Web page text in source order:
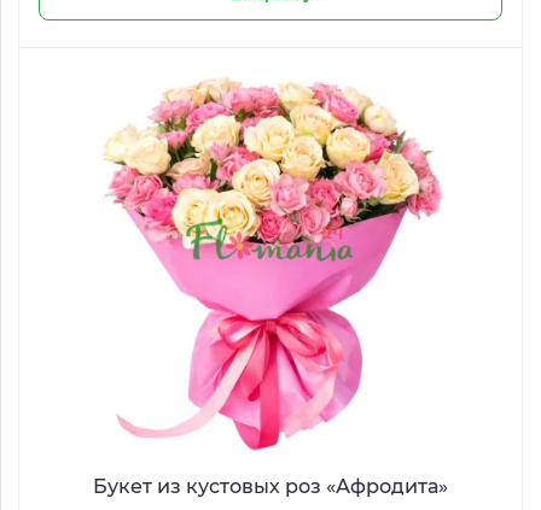
Букет из кустовых роз «Афродита»